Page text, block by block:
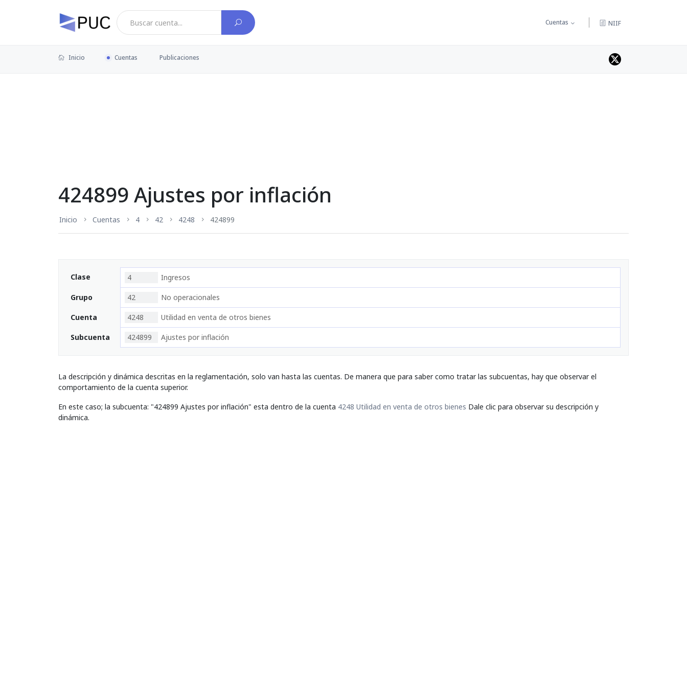
Cuentas NIIF
Inicio Cuentas Publicaciones
424899 Ajustes por inflación
Inicio Cuentas 4 42 4248 424899
Clase 4 Ingresos
Grupo 42 No operacionales
Cuenta 4248 Utilidad en venta de otros bienes
Subcuenta 424899 Ajustes por inflación
La descripción y dinámica descritas en la reglamentación, solo van hasta las cuentas. De manera que para saber como tratar las subcuentas, hay que observar el
comportamiento de la cuenta superior.
En este caso; la subcuenta: "424899 Ajustes por inflación" esta dentro de la cuenta 4248 Utilidad en venta de otros bienes Dale clic para observar su descripción y
dinámica.